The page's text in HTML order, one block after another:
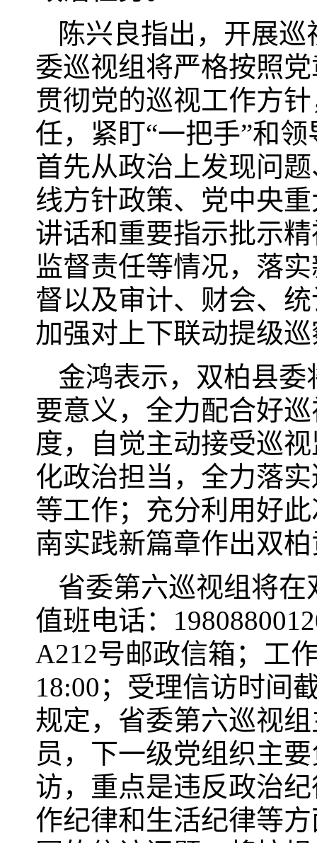
陈兴良指出，开展
委巡视组将严格按照
贯彻党的巡视工作方
任，紧盯“一把手”和
首先从政治上发现问
线方针政策、党中央
讲话和重要指示批示
监督责任等情况，落
督以及审计、财会、
加强对上下联动提级
金鸿表示，双柏县
要意义，全力配合好
度，自觉主动接受巡
化政治担当，全力落
等工作；充分利用好
南实践新篇章作出双
省委第六巡视组将
值班电话：
A212号邮政信箱；工
18:00；受理信访时间
规定，省委第六巡视
员，下一级党组织主
访，重点是违反政治
作纪律和生活纪律等